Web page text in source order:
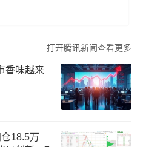
打开腾讯新闻查看更多
香味越来
18.5万